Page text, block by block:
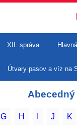
XII. správa
Útvary pasov a víz na
Abecedný
G H J K